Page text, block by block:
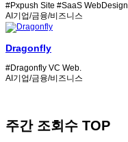
#Pxpush Site #SaaS WebDesign
AI기업/금융/비즈니스
Dragonfly
#Dragonfly VC Web.
AI기업/금융/비즈니스
주간 조회수 TOP